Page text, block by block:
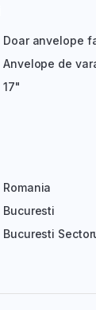
Doar anvelope
Anvelope de
17"
Romania
Bucuresti
Bucuresti